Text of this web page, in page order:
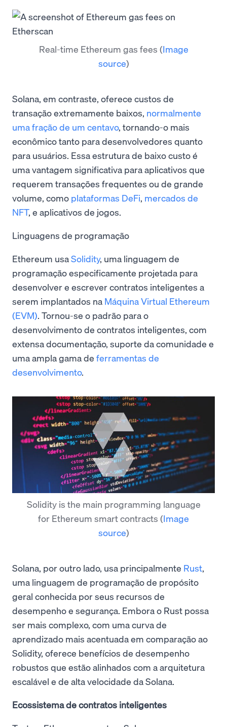
Real-time Ethereum gas fees (Image
source)
Solana, em contraste, oferece custos de
transação extremamente baixos, normalmente
uma fração de um centavo, tornando-o mais
econômico tanto para desenvolvedores quanto
para usuários. Essa estrutura de baixo custo é
uma vantagem significativa para aplicativos que
requerem transações frequentes ou de grande
volume, como plataformas DeFi, mercados de
NFT, e aplicativos de jogos.
Linguagens de programação
Ethereum usaSolidity, uma linguagem de
programação especificamente projetada para
desenvolver e escrever contratos inteligentes a
serem implantados na Máquina Virtual Ethereum
(EVM). Tornou-se o padrão para o
desenvolvimento de contratos inteligentes, com
extensa documentação, suporte da comunidade e
uma ampla gama de ferramentas de
desenvolvimento.
Solidity is the main programming language
for Ethereum smart contracts (Image
source)
Solana, por outro lado, usa principalmente Rust,
uma linguagem de programação de propósito
geral conhecida por seus recursos de
desempenho e segurança. Embora o Rust possa
ser mais complexo, com uma curva de
aprendizado mais acentuada em comparação ao
Solidity, oferece benefícios de desempenho
robustos que estão alinhados com a arquitetura
escalável e de alta velocidade da Solana.
Ecossistema de contratos inteligentes